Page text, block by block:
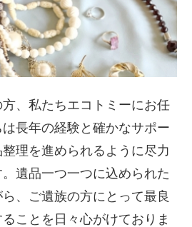
、私たちエコトミーにお任
長年の経験と確かなサポー
理を進められるように尽力
遺品一つ一つに込められた
、ご遺族の方にとって最良
ことを日々心がけておりま